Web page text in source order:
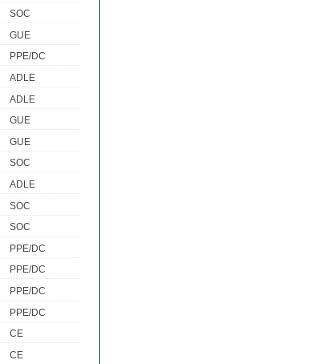
SOC
GUE
PPE/DC
ADLE
ADLE
GUE
GUE
SOC
ADLE
SOC
SOC
PPE/DC
PPE/DC
PPE/DC
PPE/DC
CE
CE